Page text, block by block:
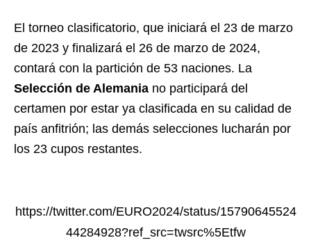
El torneo clasificatorio, que iniciará el 23 de marzo
de 2023 y finalizará el 26 de marzo de 2024,
contará con la partición de 53 naciones. La
Selección de Alemania no participará del
certamen por estar ya clasificada en su calidad de
país anfitrión; las demás selecciones lucharán por
los 23 cupos restantes.
https://twitter.com/EURO2024/status/15790645524
44284928?ref_src=twsrc%5Etfw